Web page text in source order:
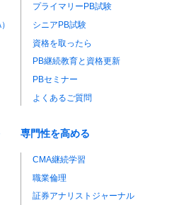
プライマリーPB試験
シニアPB試験
資格を取ったら
PB継続教育と資格更新
PBセミナー
よくあるご質問
専門性を高める
CMA継続学習
職業倫理
証券アナリストジャーナル